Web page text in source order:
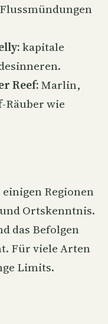
kapitale
Reef:Marlin,
Räuber wie
Regionen
Ortskenntnis.
das Befolgen
Für viele Arten
Limits.